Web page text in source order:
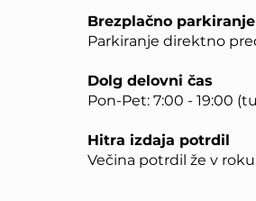
Brezplačno parkiranje
Parkiranje direktno
Dolg delovni čas
Pon-Pet: 7:00 - 19:00
Hitra izdaja potrdil
Večina potrdil že v